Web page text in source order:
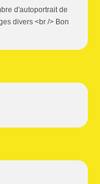
d'autoportrait de
divers <br /> Bon